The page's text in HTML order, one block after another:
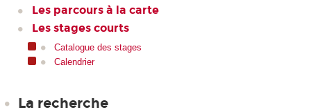
Les parcours à la carte
Les stages courts
Catalogue des stages
Calendrier
La recherche